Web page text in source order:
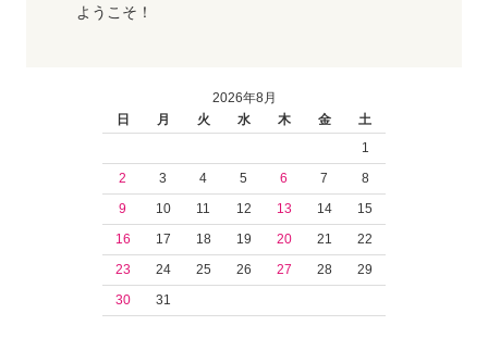
ようこそ！
2026年8月
日
月 火 水 木 金
土
1
2
3 4 5 6 7
8
9
10 11 12 13 14
15
16
17 18 19 20 21
22
23
24 25 26 27 28
29
30
31